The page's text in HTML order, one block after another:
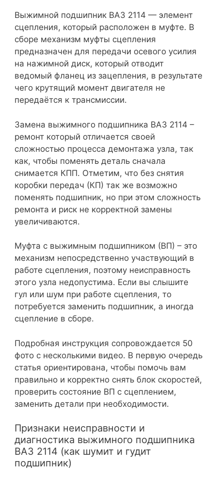
Выжимной подшипник ВАЗ 2114 — элемент
сцепления, который расположен в муфте. В
сборе механизм муфты сцепления
предназначен для передачи осевого усилия
на нажимной диск, который отводит
ведомый фланец из зацепления, в результате
чего крутящий момент двигателя не
передаётся к трансмиссии.
Замена выжимного подшипника ВАЗ 2114 –
ремонт который отличается своей
сложностью процесса демонтажа узла, так
как, чтобы поменять деталь сначала
снимается КПП. Отметим, что без снятия
коробки передач (КП) так же возможно
поменять подшипник, но при этом сложность
ремонта и риск не корректной замены
увеличиваются.
Муфта с выжимным подшипником (ВП) – это
механизм непосредственно участвующий в
работе сцепления, поэтому неисправность
этого узла недопустима. Если вы слышите
гул или шум при работе сцепления, то
потребуется заменить подшипник, а иногда
сцепление в сборе.
Подробная инструкция сопровождается 50
фото с несколькими видео. В первую очередь
статья ориентирована, чтобы помочь вам
правильно и корректно снять блок скоростей,
проверить состояние ВП с сцеплением,
заменить детали при необходимости.
Признаки неисправности и
диагностика выжимного подшипника
ВАЗ 2114 (как шумит и гудит
подшипник)